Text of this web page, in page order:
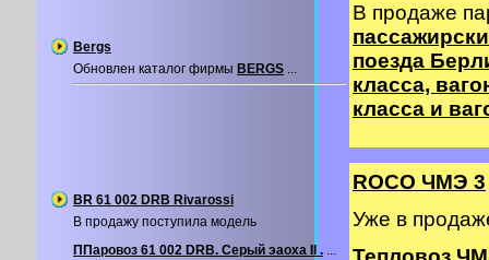
Bergs
Обновлен каталог фирмы BERGS ...
BR 61 002 DRB Rivarossi
В продажу поступила модель
ППаровоз 61 002 DRB. Серый эаоха II . ...
В продаже
поезда
класса,
класса и
ROCO ЧМЭ 3
Уже в